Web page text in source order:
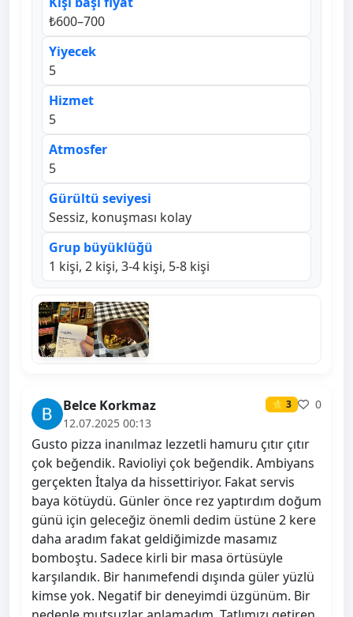
₺600–700
Yiyecek
5
Hizmet
5
Atmosfer
5
Gürültü seviyesi
Sessiz, konuşması kolay
Grup büyüklüğü
1 kişi, 2 kişi, 3-4 kişi, 5-8 kişi
Belce Korkmaz ⭐ 3
0
12.07.2025 00:13
Gusto pizza inanılmaz lezzetli hamuru çıtır çıtır
çok beğendik. Ravioliyi çok beğendik. Ambiyans
gerçekten İtalya da hissettiriyor. Fakat servis
baya kötüydü. Günler önce rez yaptırdım doğum
günü için geleceğiz önemli dedim üstüne 2 kere
daha aradım fakat geldiğimizde masamız
bomboştu. Sadece kirli bir masa örtüsüyle
karşılandık. Bir hanımefendi dışında güler yüzlü
kimse yok. Negatif bir deneyimdi üzgünüm. Bir